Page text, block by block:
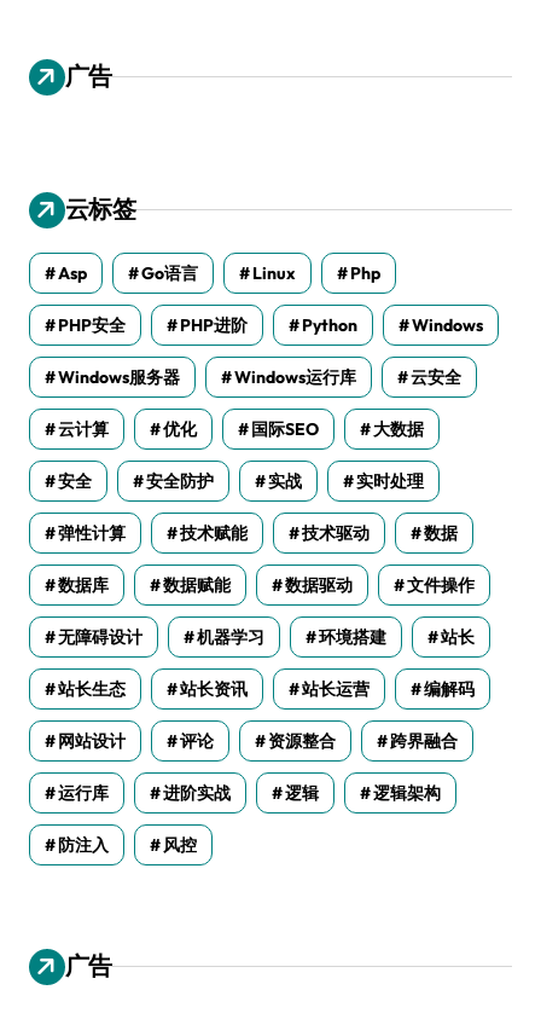
广告
云标签
Asp Go语言 Linux Php
PHP安全 PHP进阶 Python Windows
Windows服务器 Windows运行库 云安全
云计算 优化 国际SEO 大数据
安全 安全防护 实战 实时处理
弹性计算 技术赋能 技术驱动 数据
数据库 数据赋能 数据驱动 文件操作
无障碍设计 机器学习 环境搭建 站长
站长生态 站长资讯 站长运营 编解码
网站设计 评论 资源整合 跨界融合
运行库 进阶实战 逻辑 逻辑架构
防注入 风控
广告